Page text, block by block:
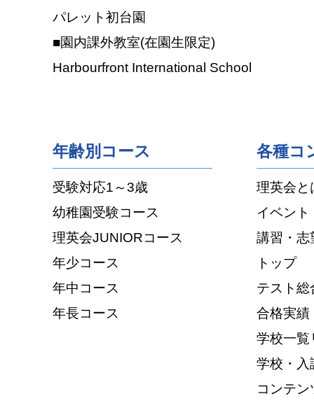
パレット初台園
■園内課外教室(在園生限定)
Harbourfront International School
年齢別コース
受験対応1～3歳
幼稚園受験コース
理英会JUNIORコース
年少コース
年中コース
年長コース
各種コ
理英会と
イベント
講習・志
トップ
テスト総
合格実績
学校一覧
学校・入
コンテン